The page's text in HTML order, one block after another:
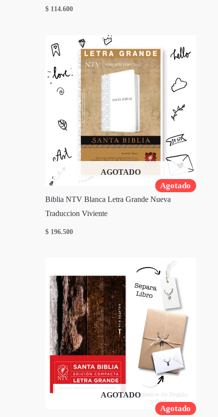
$ 114.600
Agotado
AGOTADO
Biblia NTV Blanca Letra Grande Nueva
Traduccion Viviente
$ 196.500
Agotado
AGOTADO